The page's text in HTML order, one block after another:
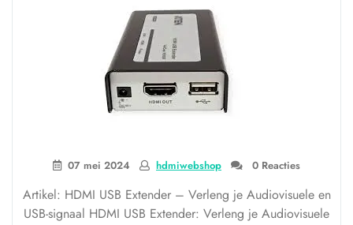
07 mei 2024 hdmiwebshop 0 Reacties
Artikel: HDMI USB Extender – Verleng je Audiovisuele en
USB-signaal HDMI USB Extender: Verleng je Audiovisuele